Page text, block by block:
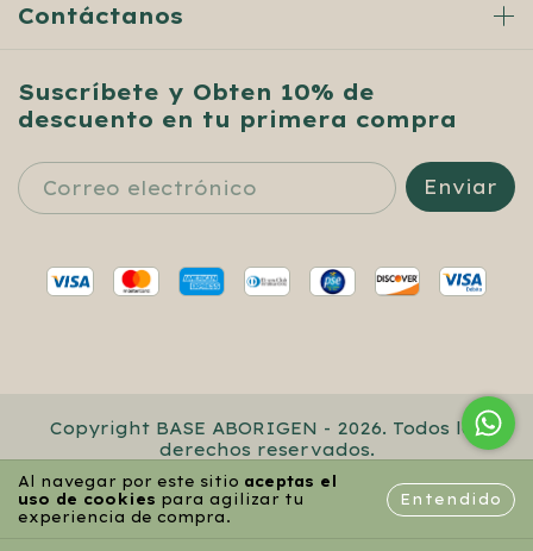
Al navegar por este sitio aceptas el
uso de cookies para agilizar tu
experiencia de compra.
Entendido
Contáctanos
Suscríbete y Obten 10% de
descuento en tu primera compra
Copyright BASE ABORIGEN - 2026. Todos los
derechos reservados.